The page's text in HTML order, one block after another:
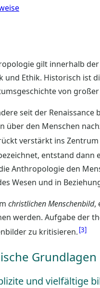
gilt innerhalb
und Ethik. Historisch ist
von
seit der
über den Menschen
verstärkt ins Zentrum
entstand dann
Anthropologie den
Wesen und in
christlichen Menschenbild,
werden. Aufgabe der
zu kritisieren. 3
und vielfältige